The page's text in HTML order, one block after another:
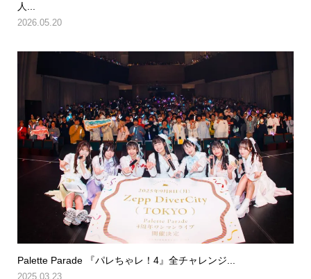
人...
2026.05.20
Palette Parade 『パレちゃレ！4』全チャレンジ...
2025.03.23